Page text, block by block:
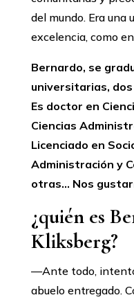
del mundo. Era una
excelencia, como
Bernardo, se
universitarias,
Es doctor en
Ciencias
Licenciado en
Administración y
otras… Nos
¿quién es
Kliksberg?
—Ante todo,
abuelo entregado.